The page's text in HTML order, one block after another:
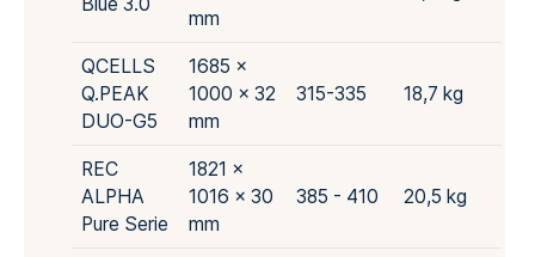
Blue 3.0
mm
QCELLS
Q.PEAK
DUO-G5
1685 ×
1000 × 32
mm
315-335 18,7 kg
REC
ALPHA
Pure Serie
1821 x
1016 x 30
mm
385 - 410 20,5 kg